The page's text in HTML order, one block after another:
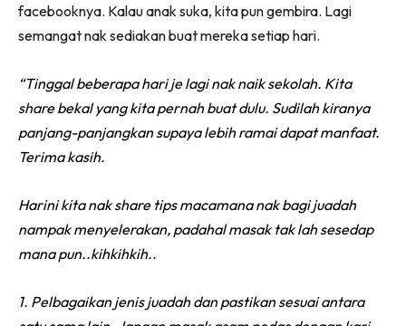
facebooknya. Kalau anak suka, kita pun gembira. Lagi
semangat nak sediakan buat mereka setiap hari.
“Tinggal beberapa hari je lagi nak naik sekolah. Kita
share bekal yang kita pernah buat dulu. Sudilah kiranya
panjang-panjangkan supaya lebih ramai dapat manfaat.
Terima kasih.
Harini kita nak share tips macamana nak bagi juadah
nampak menyelerakan, padahal masak tak lah sesedap
mana pun..kihkihkih..
1. Pelbagaikan jenis juadah dan pastikan sesuai antara